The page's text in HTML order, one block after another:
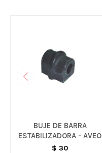
BUJE DE BARRA
ESTABILIZADORA - AVEO
$ 30